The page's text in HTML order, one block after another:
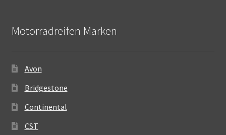
Motorradreifen Marken
Avon
Bridgestone
Continental
CST